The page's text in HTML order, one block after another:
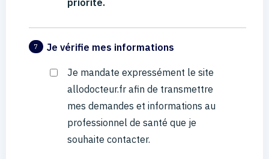
7 Je vérifie mes informations
Je mandate expressément le site
allodocteur.fr afin de transmettre
mes demandes et informations au
professionnel de santé que je
souhaite contacter.